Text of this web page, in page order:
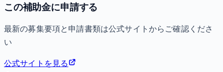
この補助金に申請する
最新の募集要項と申請書類は公式サイトからご確認くださ
い
公式サイトを見る